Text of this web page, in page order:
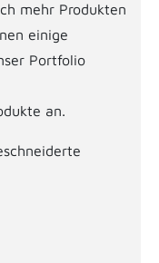
mehr Produkten
einige
Portfolio
an.